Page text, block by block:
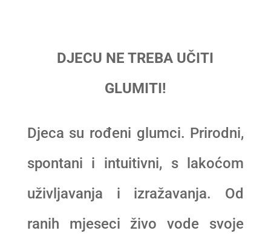
DJECU NE TREBA UČITI
GLUMITI!
Djeca su rođeni glumci. Prirodni,
spontani i intuitivni, s lakoćom
uživljavanja i izražavanja. Od
ranih mjeseci živo vode svoje